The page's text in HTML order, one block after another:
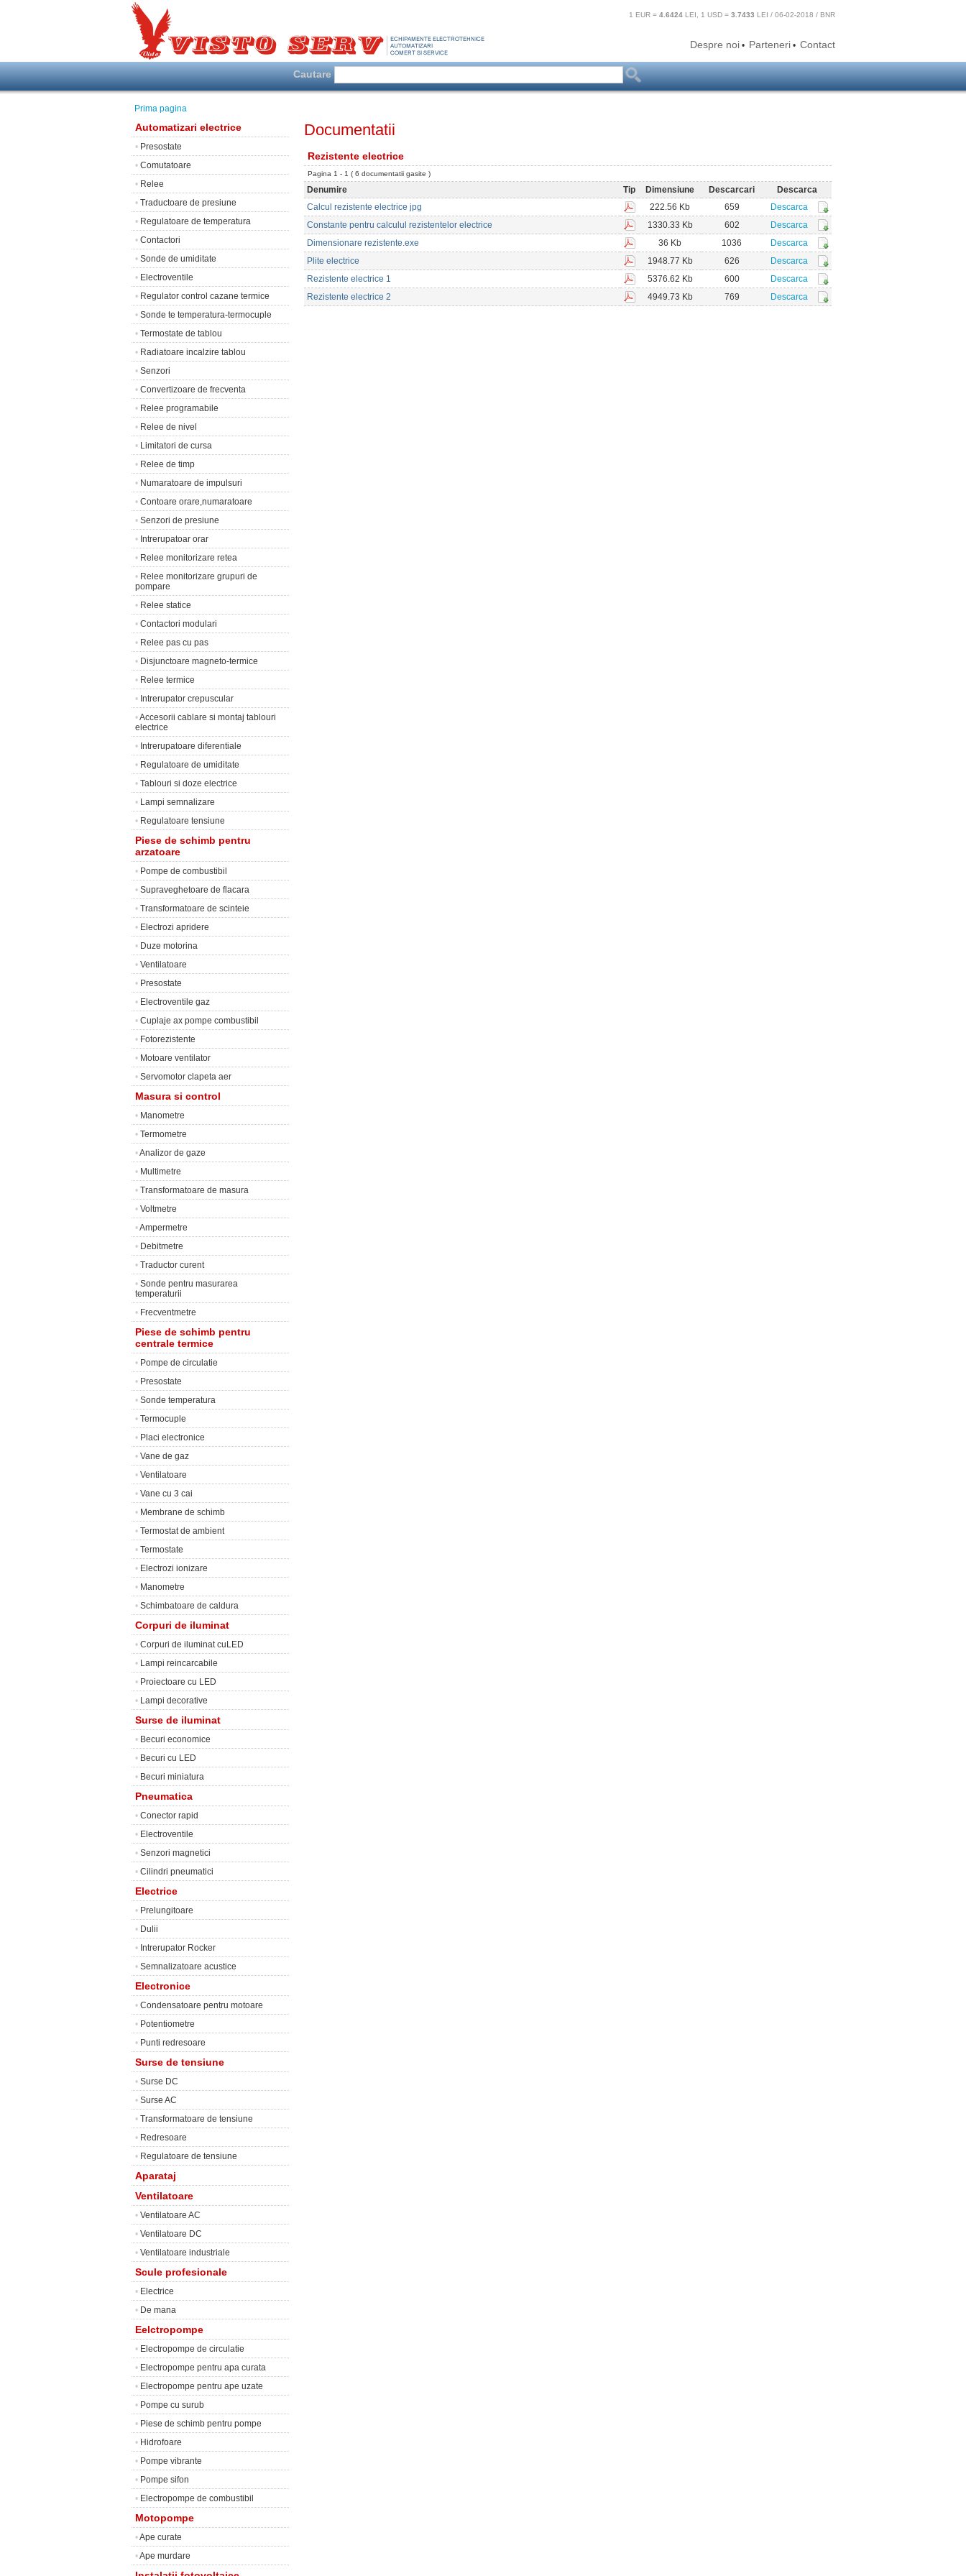
1 EUR = 4.6424 LEI, 1 USD = 3.7433 LEI / 06-02-2018 / BNR
Despre noi • Parteneri • Contact
Cautare
Prima pagina
Automatizari electrice
• Presostate
• Comutatoare
• Relee
• Traductoare de presiune
• Regulatoare de temperatura
• Contactori
• Sonde de umiditate
• Electroventile
• Regulator control cazane termice
• Sonde te temperatura-termocuple
• Termostate de tablou
• Radiatoare incalzire tablou
• Senzori
• Convertizoare de frecventa
• Relee programabile
• Relee de nivel
• Limitatori de cursa
• Relee de timp
• Numaratoare de impulsuri
• Contoare orare,numaratoare
• Senzori de presiune
• Intrerupatoar orar
• Relee monitorizare retea
• Relee monitorizare grupuri de
pompare
• Relee statice
• Contactori modulari
• Relee pas cu pas
• Disjunctoare magneto-termice
• Relee termice
• Intrerupator crepuscular
•Accesorii cablare si montaj tablouri
electrice
• Intrerupatoare diferentiale
• Regulatoare de umiditate
• Tablouri si doze electrice
• Lampi semnalizare
• Regulatoare tensiune
Piese de schimb pentru
arzatoare
• Pompe de combustibil
• Supraveghetoare de flacara
• Transformatoare de scinteie
• Electrozi apridere
• Duze motorina
• Ventilatoare
• Presostate
• Electroventile gaz
• Cuplaje ax pompe combustibil
• Fotorezistente
• Motoare ventilator
• Servomotor clapeta aer
Masura si control
• Manometre
• Termometre
•Analizor de gaze
• Multimetre
• Transformatoare de masura
• Voltmetre
•Ampermetre
• Debitmetre
• Traductor curent
• Sonde pentru masurarea
temperaturii
• Frecventmetre
Piese de schimb pentru
centrale termice
• Pompe de circulatie
• Presostate
• Sonde temperatura
• Termocuple
• Placi electronice
• Vane de gaz
• Ventilatoare
• Vane cu 3 cai
• Membrane de schimb
• Termostat de ambient
• Termostate
• Electrozi ionizare
• Manometre
• Schimbatoare de caldura
Corpuri de iluminat
• Corpuri de iluminat cuLED
• Lampi reincarcabile
• Proiectoare cu LED
• Lampi decorative
Surse de iluminat
• Becuri economice
• Becuri cu LED
• Becuri miniatura
Pneumatica
• Conector rapid
• Electroventile
• Senzori magnetici
• Cilindri pneumatici
Electrice
• Prelungitoare
• Dulii
• Intrerupator Rocker
• Semnalizatoare acustice
Electronice
• Condensatoare pentru motoare
• Potentiometre
• Punti redresoare
Surse de tensiune
• Surse DC
• Surse AC
• Transformatoare de tensiune
• Redresoare
• Regulatoare de tensiune
Aparataj
Ventilatoare
• Ventilatoare AC
• Ventilatoare DC
• Ventilatoare industriale
Scule profesionale
• Electrice
• De mana
Eelctropompe
• Electropompe de circulatie
• Electropompe pentru apa curata
• Electropompe pentru ape uzate
• Pompe cu surub
• Piese de schimb pentru pompe
• Hidrofoare
• Pompe vibrante
• Pompe sifon
• Electropompe de combustibil
Motopompe
•Ape curate
•Ape murdare
Documentatii
Rezistente electrice
Pagina 1 - 1 ( 6 documentatii gasite )
Denumire Tip Dimensiune Descarcari
Descarca
Calcul rezistente electrice jpg
222.56 Kb 659
Descarca
Constante pentru calculul rezistentelor electrice
1330.33 Kb 602
Descarca
Dimensionare rezistente.exe
36 Kb 1036
Descarca
Plite electrice
1948.77 Kb 626
Descarca
Rezistente electrice 1
5376.62 Kb 600
Descarca
Rezistente electrice 2
4949.73 Kb 769 Descarca